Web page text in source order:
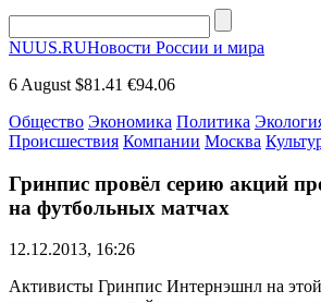
NUUS.RUНовости России и мира
6 August $81.41 €94.06
Общество Экономика Политика
Происшествия Компании Москва
Гринпис провёл серию акций
на футбольных матчах
12.12.2013, 16:26
Активисты Гринпис Интернэшнл на